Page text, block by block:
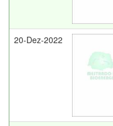
20-Dez-2022